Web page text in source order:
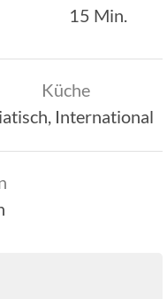
15 Minuten
Min.
Küche
International